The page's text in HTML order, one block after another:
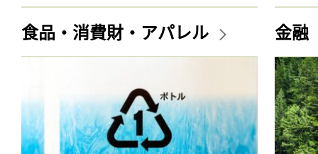
食品・消費財・アパレル 金融